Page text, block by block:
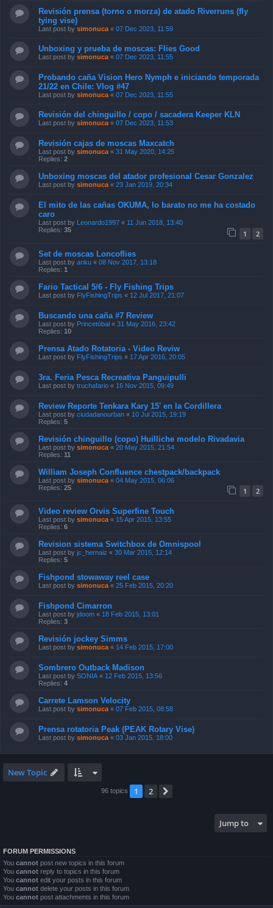
Revisión prensa (torno o morza) de atado Riverruns (fly
tying vise)
Last post by simonuca « 07 Dec 2023, 11:59
Unboxing y prueba de moscas: Flies Good
Last post by simonuca « 07 Dec 2023, 11:55
Probando caña Vision Hero Nymph e iniciando temporada
21/22 en Chile: Vlog #47
Last post by simonuca « 07 Dec 2023, 11:55
Revisión del chinguillo / copo / sacadera Keeper KLN
Last post by simonuca « 07 Dec 2023, 11:53
Revisión cajas de moscas Maxcatch
Last post by simonuca « 31 May 2020, 14:25
Replies: 2
Unboxing moscas del atador profesional Cesar Gonzalez
Last post by simonuca « 23 Jan 2019, 20:34
El mito de las cañas OKUMA, lo barato no me ha costado
caro
Last post by Leonardo1997 « 11 Jun 2018, 13:40
Replies: 35 1 2
Set de moscas Loncoflies
Last post by anku « 08 Nov 2017, 13:18
Replies: 1
Fario Tactical 5/6 - Fly Fishing Trips
Last post by FlyFishingTrips « 12 Jul 2017, 21:07
Buscando una caña #7 Review
Last post by Princetóbal « 31 May 2016, 23:42
Replies: 10
Prensa Atado Rotatoria - Video Reviw
Last post by FlyFishingTrips « 17 Apr 2016, 20:05
3ra. Feria Pesca Recreativa Panguipulli
Last post by truchafario « 16 Nov 2015, 09:49
Review Reporte Tenkara Kary 15' en la Cordillera
Last post by ciudadanourban « 10 Jul 2015, 19:19
Replies: 5
Revisión chinguillo (copo) Huilliche modelo Rivadavia
Last post by simonuca « 20 May 2015, 21:54
Replies: 11
William Joseph Confluence chestpack/backpack
Last post by simonuca « 04 May 2015, 06:06
Replies: 25 1 2
Video review Orvis Superfine Touch
Last post by simonuca « 15 Apr 2015, 13:55
Replies: 6
Revision sistema Switchbox de Omnispool
Last post by jc_hernaiz « 30 Mar 2015, 12:14
Replies: 5
Fishpond stowaway reel case
Last post by simonuca « 25 Feb 2015, 20:20
Fishpond Cimarron
Last post by jdoom « 18 Feb 2015, 13:01
Replies: 3
Revisión jockey Simms
Last post by simonuca « 14 Feb 2015, 17:00
Sombrero Outback Madison
Last post by SONIA « 12 Feb 2015, 13:56
Replies: 4
Carrete Lamson Velocity
Last post by simonuca « 07 Feb 2015, 08:58
Prensa rotatoria Peak (PEAK Rotary Vise)
Last post by simonuca « 03 Jan 2015, 18:00
New Topic
96 topics 1 2
Jump to
FORUM PERMISSIONS
You cannot post new topics in this forum
You cannot reply to topics in this forum
You cannot edit your posts in this forum
You cannot delete your posts in this forum
You cannot post attachments in this forum